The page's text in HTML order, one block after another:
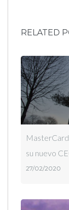
RELATED
su nuevo
27/02/2020